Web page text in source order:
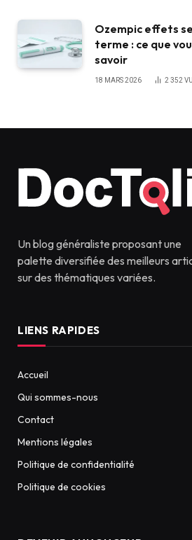
Ozempic effets
terme : ce que
savoir
18 MARS 2026 2 352
Un blog généraliste proposant une
palette diversifiée des meilleurs
sur des thématiques variées.
LIENS RAPIDES
Accueil
Qui sommes-nous
Contact
Mentions légales
Politique de confidentialité
Politique de cookies